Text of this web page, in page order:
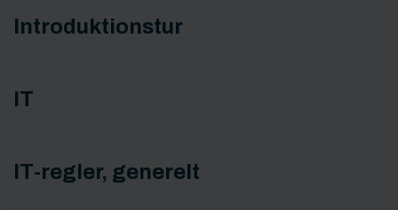
Introduktionstur
IT
IT-regler, generelt